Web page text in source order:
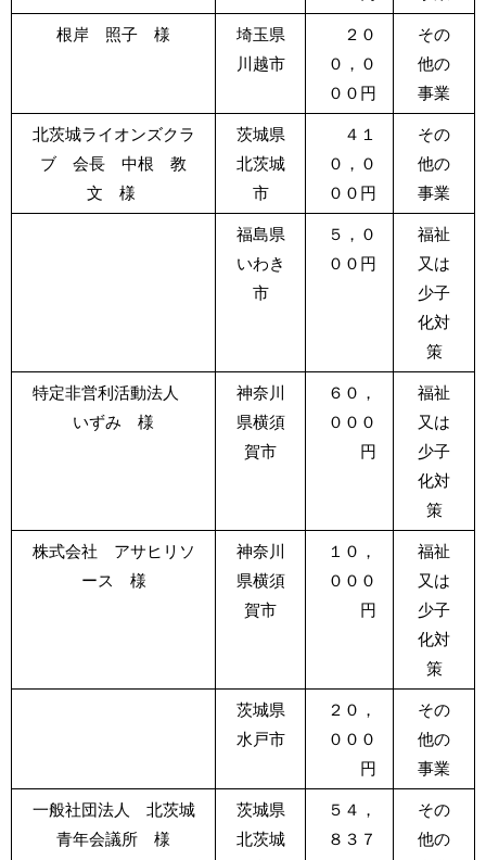
根岸 照子 様
埼玉県
川越市
２０
０，０
００円
その
他の
事業
北茨城ライオンズクラ
ブ 会長 中根 教
文 様
茨城県
北茨城
市
４１
０，０
００円
その
他の
事業
福島県
いわき
市
５，０
００円
福祉
又は
少子
化対
策
特定非営利活動法人
いずみ 様
神奈川
県横須
賀市
６０，
０００
円
福祉
又は
少子
化対
策
株式会社 アサヒリソ
ース 様
神奈川
県横須
賀市
１０，
０００
円
福祉
又は
少子
化対
策
茨城県
水戸市
２０，
０００
円
その
他の
事業
一般社団法人 北茨城
青年会議所 様
茨城県
北茨城
５４，
８３７
その
他の